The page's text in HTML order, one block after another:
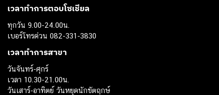
เวลาทำการตอบโซเชียล
ทุกวัน 9.00-24.00น.
เบอร์โทรด่วน 082-331-3830
เวลาทำการสาขา
วันจันทร์-ศุกร์
เวลา 10.30-21.00น.
วันเสาร์-อาทิตย์ วันหยุดนักขัตฤกษ์